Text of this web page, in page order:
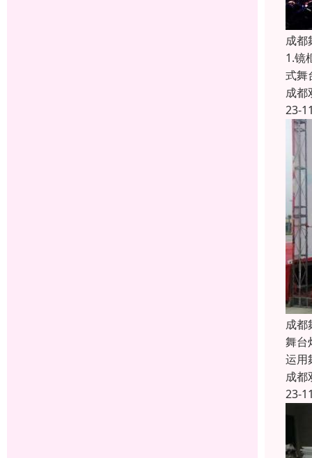
成都
1.镜
式舞
成都
23-
成都
舞台
运用
成都
23-